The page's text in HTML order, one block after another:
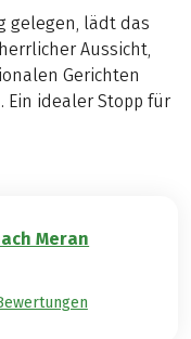
gelegen, lädt das
Aussicht,
Gerichten
Ein idealer Stopp für
Meran